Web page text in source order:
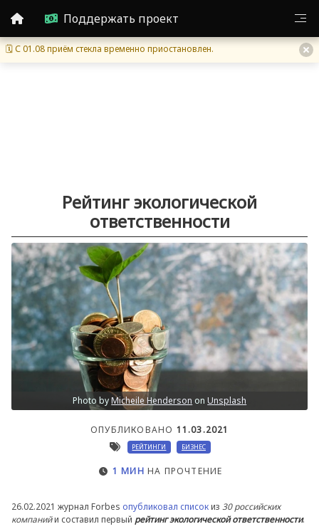
Поддержать проект
🗓 С 01.08 приём стекла временно приостановлен.
Рейтинг экологической
ответственности
Photo byMicheile Henderson onUnsplash
ОПУБЛИКОВАНО 11.03.2021
РЕЙТИНГИ БИЗНЕС
1 МИН НА ПРОЧТЕНИЕ
26.02.2021 журнал Forbes опубликовал списокиз 30 российских
компанийи составил первый рейтинг экологической ответственности.